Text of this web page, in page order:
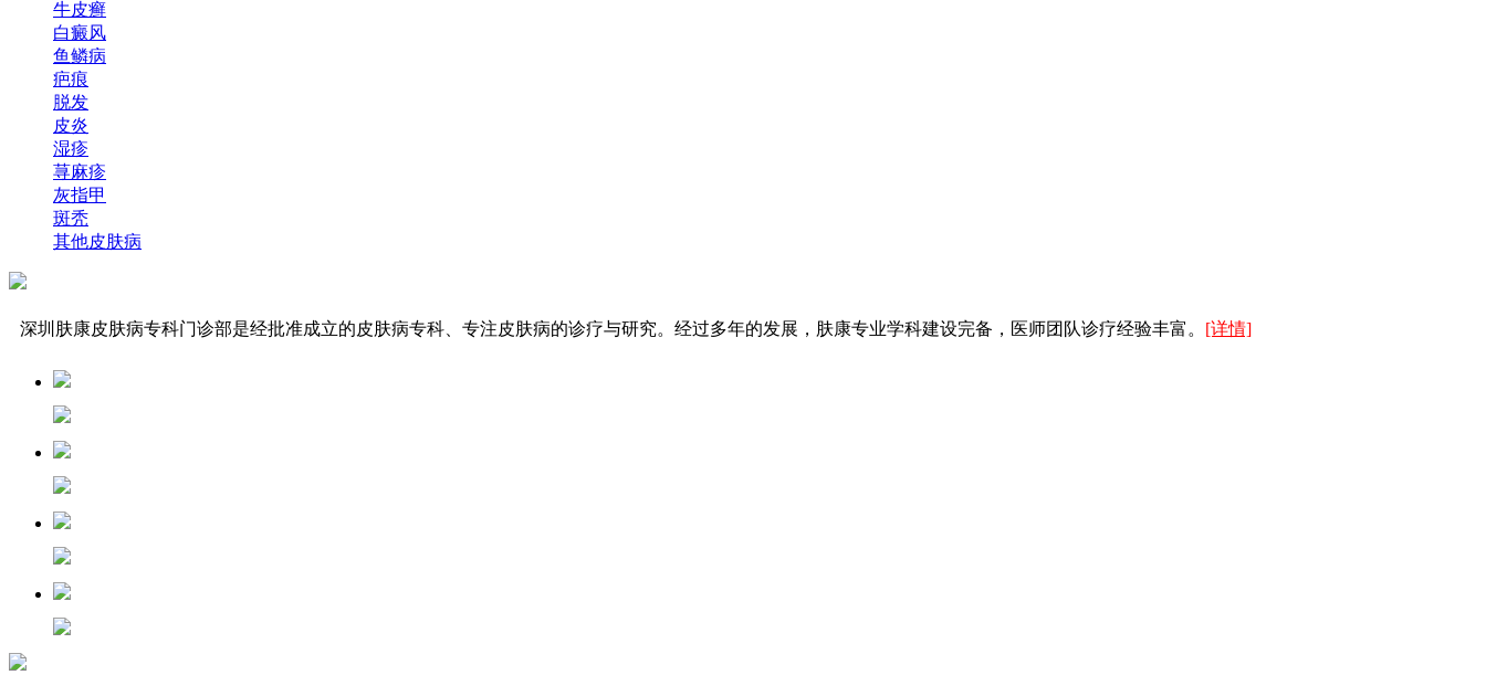
牛皮癣
白癜风
鱼鳞病
疤痕
脱发
皮炎
湿疹
荨麻疹
灰指甲
斑秃
其他皮肤病
深圳肤康皮肤病专科门诊部是经批准成立的皮肤病专科、专注皮肤病的诊疗与研究。经过多年的发展，肤康专业学科建设完备，医师团队诊疗经验丰富。 [详情]